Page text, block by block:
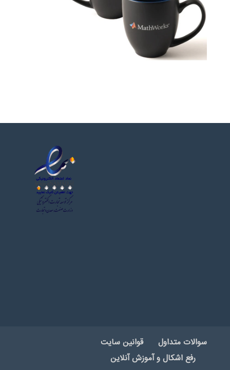
سوالات متداول
قوانین سایت
رفع اشکال و آموزش آنلاین